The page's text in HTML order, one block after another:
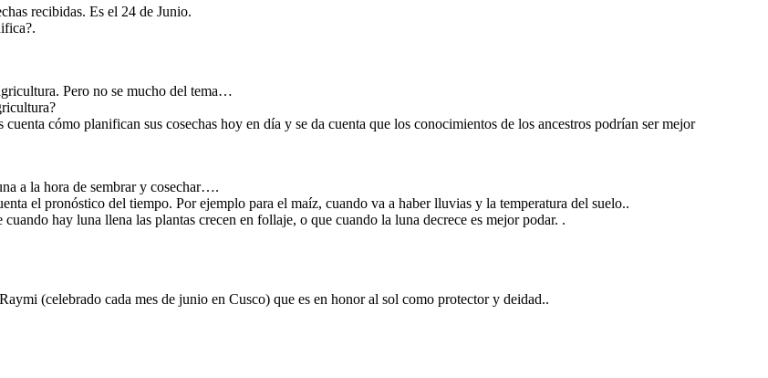
recibidas. Es el 24 de Junio.
Pero no se mucho del tema…
cómo planifican sus cosechas hoy en día y se da cuenta que los conocimientos de los ancestros podrían ser mejor
a la hora de sembrar y cosechar….
el pronóstico del tiempo. Por ejemplo para el maíz, cuando va a haber lluvias y la temperatura del suelo..
hay luna llena las plantas crecen en follaje, o que cuando la luna decrece es mejor podar. .
(celebrado cada mes de junio en Cusco) que es en honor al sol como protector y deidad..